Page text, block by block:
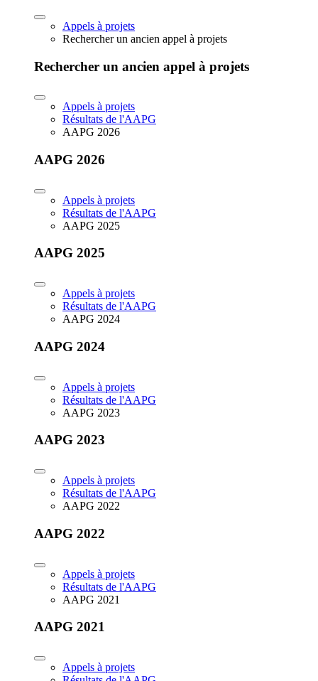
Appels à projets
Rechercher un ancien appel à projets
Rechercher un ancien appel à projets
Appels à projets
Résultats de l'AAPG
AAPG 2026
AAPG 2026
Appels à projets
Résultats de l'AAPG
AAPG 2025
AAPG 2025
Appels à projets
Résultats de l'AAPG
AAPG 2024
AAPG 2024
Appels à projets
Résultats de l'AAPG
AAPG 2023
AAPG 2023
Appels à projets
Résultats de l'AAPG
AAPG 2022
AAPG 2022
Appels à projets
Résultats de l'AAPG
AAPG 2021
AAPG 2021
Appels à projets